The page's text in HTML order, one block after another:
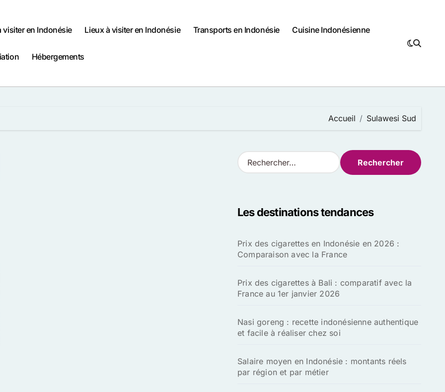
visiter en Indonésie Lieux à visiter en Indonésie Transports en Indonésie Cuisine Indonésienne
Hébergements
Accueil Sulawesi Sud
R
e
r
e
r
Les destinations tendances
Prix des cigarettes en Indonésie en 2026 :
Comparaison avec la France
Prix des cigarettes à Bali : comparatif avec la
France au 1er janvier 2026
Nasi goreng : recette indonésienne authentique
et facile à réaliser chez soi
Salaire moyen en Indonésie : montants réels
par région et par métier